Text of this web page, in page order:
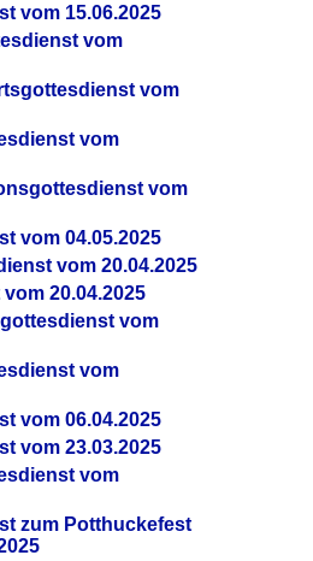
vom 15.06.2025
vom
vom
vom
vom
vom 04.05.2025
vom 20.04.2025
20.04.2025
vom
vom
vom 06.04.2025
vom 23.03.2025
vom
zum Potthuckefest